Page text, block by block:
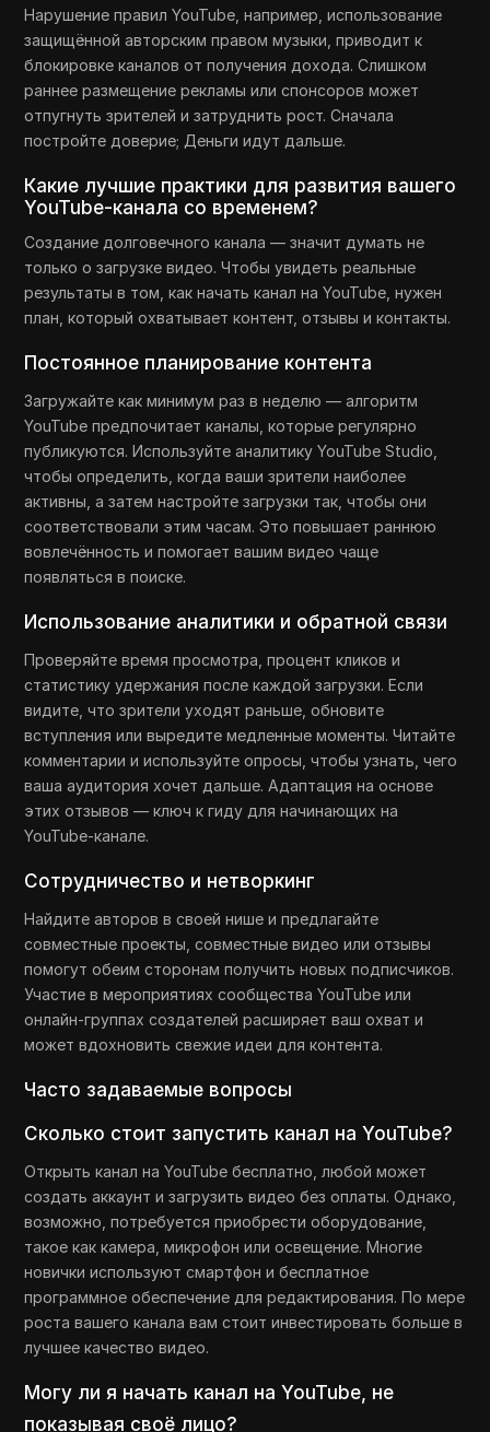
Нарушение правил YouTube, например, использование
защищённой авторским правом музыки, приводит к
блокировке каналов от получения дохода. Слишком
раннее размещение рекламы или спонсоров может
отпугнуть зрителей и затруднить рост. Сначала
постройте доверие; Деньги идут дальше.
Какие лучшие практики для развития вашего
YouTube-канала со временем?
Создание долговечного канала — значит думать не
только о загрузке видео. Чтобы увидеть реальные
результаты в том, как начать канал на YouTube, нужен
план, который охватывает контент, отзывы и контакты.
Постоянное планирование контента
Загружайте как минимум раз в неделю — алгоритм
YouTube предпочитает каналы, которые регулярно
публикуются. Используйте аналитику YouTube Studio,
чтобы определить, когда ваши зрители наиболее
активны, а затем настройте загрузки так, чтобы они
соответствовали этим часам. Это повышает раннюю
вовлечённость и помогает вашим видео чаще
появляться в поиске.
Использование аналитики и обратной связи
Проверяйте время просмотра, процент кликов и
статистику удержания после каждой загрузки. Если
видите, что зрители уходят раньше, обновите
вступления или выредите медленные моменты. Читайте
комментарии и используйте опросы, чтобы узнать, чего
ваша аудитория хочет дальше. Адаптация на основе
этих отзывов — ключ к гиду для начинающих на
YouTube-канале.
Сотрудничество и нетворкинг
Найдите авторов в своей нише и предлагайте
совместные проекты, совместные видео или отзывы
помогут обеим сторонам получить новых подписчиков.
Участие в мероприятиях сообщества YouTube или
онлайн-группах создателей расширяет ваш охват и
может вдохновить свежие идеи для контента.
Часто задаваемые вопросы
Сколько стоит запустить канал на YouTube?
Открыть канал на YouTube бесплатно, любой может
создать аккаунт и загрузить видео без оплаты. Однако,
возможно, потребуется приобрести оборудование,
такое как камера, микрофон или освещение. Многие
новички используют смартфон и бесплатное
программное обеспечение для редактирования. По мере
роста вашего канала вам стоит инвестировать больше в
лучшее качество видео.
Могу ли я начать канал на YouTube, не
показывая своё лицо?